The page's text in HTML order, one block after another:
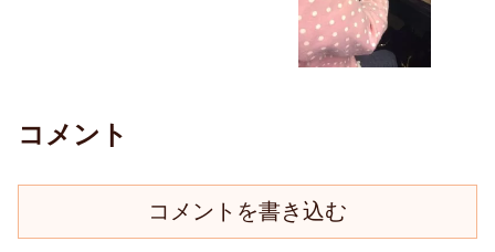
コメント
コメントを書き込む